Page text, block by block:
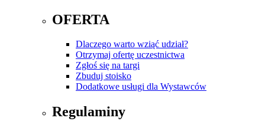
OFERTA
Dlaczego warto wziąć udział?
Otrzymaj ofertę uczestnictwa
Zgłoś się na targi
Zbuduj stoisko
Dodatkowe usługi dla Wystawców
Regulaminy